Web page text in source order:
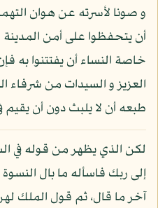
و صونا لأسرته عن هوان
أن يتحفظوا على أمن المدينة
خاصة النساء أن يفتتنوا به
العزيز و السيدات من
طبعه أن لا يلبث دون أن يقيم
لكن الذي يظهر من قوله في
إلى ربك فاسأله ما بال
آخر ما قال، ثم قول الملك